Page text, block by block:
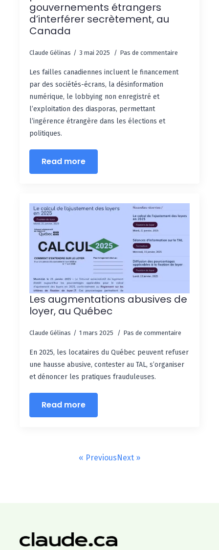
gouvernements étrangers
d’interférer secrètement, au
Canada
Claude Gélinas 3 mai 2025 Pas de commentaire
Les failles canadiennes incluent le financement
par des sociétés-écrans, la désinformation
numérique, le lobbying non enregistré et
l’exploitation des diasporas, permettant
l’ingérence étrangère dans les élections et
politiques.
Read more
Les augmentations abusives de
loyer, au Québec
Claude Gélinas 1 mars 2025 Pas de commentaire
En 2025, les locataires du Québec peuvent refuser
une hausse abusive, contester au TAL, s’organiser
et dénoncer les pratiques frauduleuses.
Read more
« PreviousNext »